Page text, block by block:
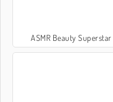
ASMR Beauty Superstar